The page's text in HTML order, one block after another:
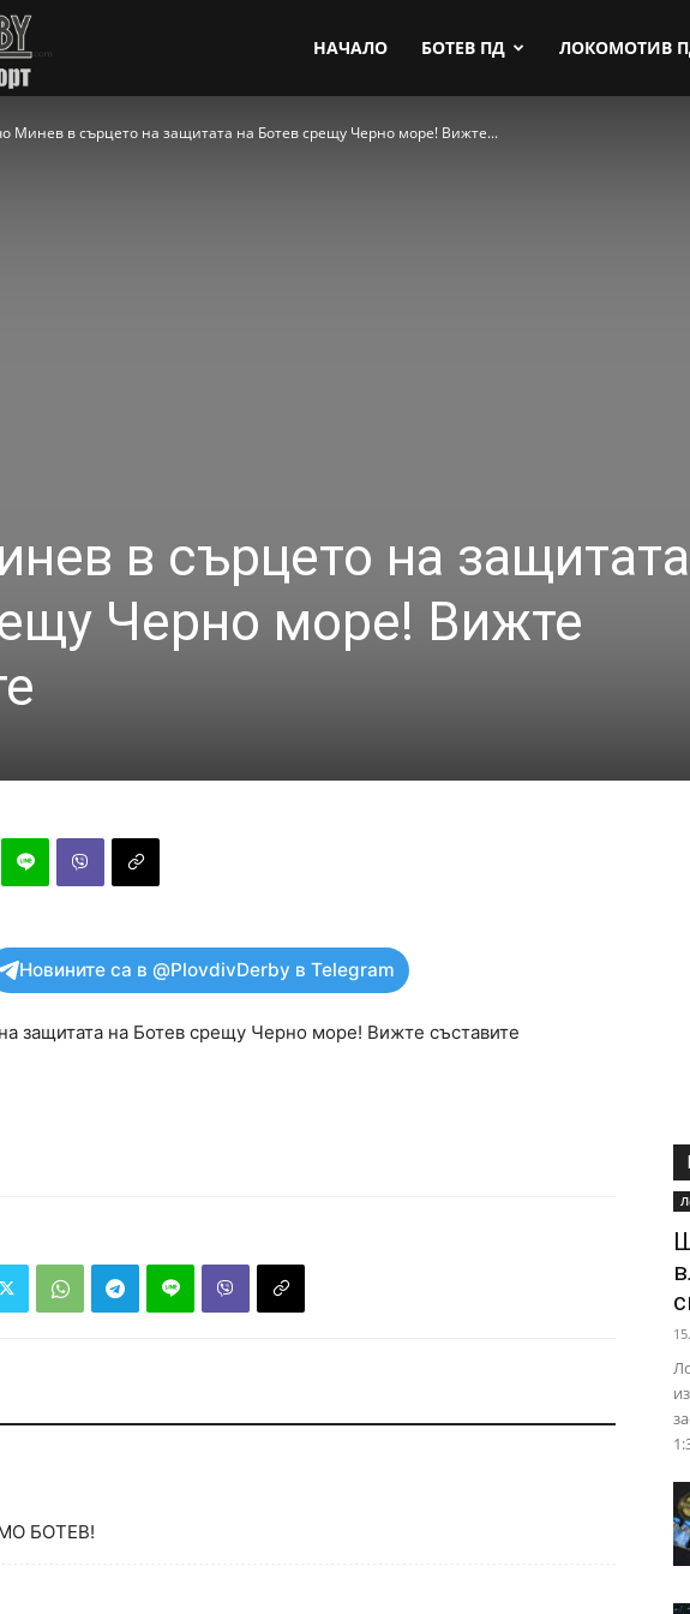
НАЧАЛО БОТЕВ ПД ЛОКОМОТИВ
Минев в сърцето на защитата на Ботев срещу Черно море! Вижте...
в сърцето на
Черно море! Вижте
Новините са в @PlovdivDerby в Telegram
защитата на Ботев срещу Черно море! Вижте съставите
БОТЕВ!